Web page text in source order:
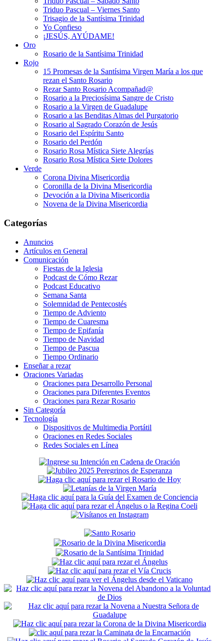
Triduo Pascual – Viernes Santo
Trisagio de la Santísima Trinidad
Yo Confieso
¡JESÚS, AYÚDAME!
Oro
Rosario de la Santísima Trinidad
Rojo
15 Promesas de la Santísima Virgen María a los que
rezan el Santo Rosario
Rezar Santo Rosario Acompañad@
Rosario a la Preciosísima Sangre de Cristo
Rosario a la Virgen de Guadalupe
Rosario a las Benditas Almas del Purgatorio
Rosario al Sagrado Corazón de Jesús
Rosario del Espíritu Santo
Rosario del Perdón
Rosario Rosa Mística Siete Alegrías
Rosario Rosa Mística Siete Dolores
Verde
Corona Divina Misericordia
Coronilla de la Divina Misericordia
Devoción a la Divina Misericordia
Novena de la Divina Misericordia
Categorías
Anuncios
Artículos en General
Comunicación
Fiestas de la Iglesia
Podcast de Cómo Rezar
Podcast Educativo
Semana Santa
Solemnidad de Pentecostés
Tiempo de Adviento
Tiempo de Cuaresma
Tiempo de Epifanía
Tiempo de Navidad
Tiempo de Pascua
Tiempo Ordinario
Enseñar a rezar
Oraciones Variadas
Oraciones para Desarrollo Personal
Oraciones para Diferentes Eventos
Oraciones para Rezar Rosario
Sin Categoría
Tecnología
Dispositivos de Multimedia Portátil
Oraciones en Redes Sociales
Redes Sociales en Línea
Secondary
Sidebar